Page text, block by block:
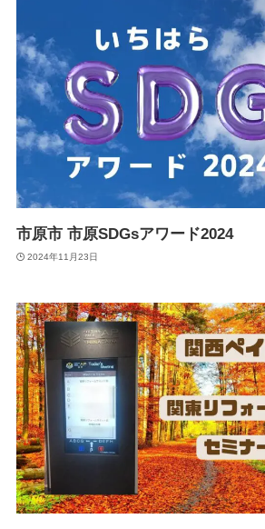
市原市 市原SDGsアワード2024
2024年11月23日